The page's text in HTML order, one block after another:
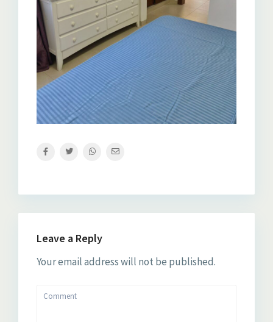
Leave a Reply
Your email address will not be published.